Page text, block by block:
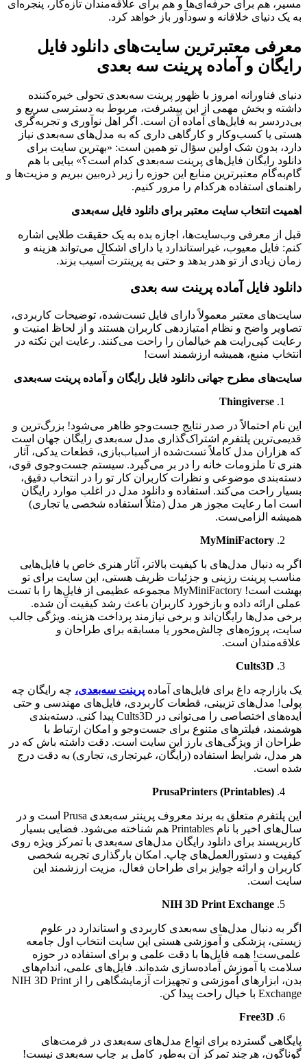
مسیر، هم برای حرفه‌ای‌ها و هم برای علاقه‌مندان تازه‌کار، پنجره‌ای
به یک دنیای خلاقانه و سودآور باز خواهد کرد.
معرفی معتبرترین سایت‌های دانلود فایل
رایگان و آماده پرینت سه ‌بعدی
دنیای فناورانه امروز با ظهور پرینت سه‌بعدی تحولی خیره‌کننده
داشته و بخش مهمی از این پیشرفت، مربوط به دسترسی سریع و
بی‌دردسر به فایل‌های آماده آن است. اگر اهل نوآوری و تجربه‌گری
هستی یا کسب‌وکار و کارگاهی داری که به مدل‌های سه‌بعدی نیاز
دارد، بدون شک اولین سؤال تو همین است: «بهترین سایت برای
دانلود رایگان فایل‌های پرینت سه‌بعدی کدام است؟» بیایی با هم
گام‌به‌گام معتبرترین منابع این حوزه را زیر ذره‌بین ببریم و مزیت‌ها و
راهنمای استفاده هرکدام را مرور کنیم.
اهمیت انتخاب سایت معتبر برای دانلود فایل سه‌بعدی
قبل از معرفی وب‌سایت‌ها، اجازه بده به یک حقیقت طلایی اشاره
کنم: فایل معیوب، غیراستاندارد یا دارای اشکال می‌تواند هزینه و
زمان زیادی از تو هدر بدهد و حتی به پرینترت آسیب بزند.
دانلود فایل آماده پرینت سه ‌بعدی
سایت‌های معتبر معمولاً دارای فایل تست‌شده، توضیحات کاربردی،
تصاویر واضح و نظام امتیازدهی کاربران هستند و از لحاظ امنیت و
رعایت کپی‌رایت هم خیالمان را راحت می‌کنند. رعایت این نکته در
انتخاب منبع، همیشه ارزشمند است!
سایت‌های مطرح جهانی دانلود فایل رایگان و آماده پرینت سه‌بعدی
Thingiverse
این نام احتمالاً در صدر نتایج جست‌وجو ظاهر می‌شود! بزرگ‌ترین و
قدیمی‌ترین پلتفرم اشتراک‌گذاری مدل سه‌بعدی رایگان جهان است
که هزاران مدل کاملاً تست‌شده از اسباب‌بازی، قطعات یدکی، آثار
هنری تا ملزومات خانه را در بر می‌گیرد. سیستم جست‌وجوی قوی،
دسته‌بندی موضوعی و نظرات کاربران کار تو را در انتخاب دقیق،
بسیار راحت می‌کند. استفاده و دانلود مدل در اغلب موارد رایگان
است اما رعایت مجوز هر مدل (مثلاً استفاده شخصی یا تجاری)
همیشه الزامی‌ست.
MyMiniFactory
اگر به دنبال مدل‌های با کیفیت بالاتر، آثار هنری خاص یا فایل‌هایی
مناسب پرینت رزینی و جزئیات ظریف هستی، این سایت برای تو
بهشت است! MyMiniFactory مجموعه عظیمی از فایل‌ها را با تست
عملی ارائه داده و بازخورد کاربران باعث رشد کیفیت آن شده.
برخی مدل‌ها رایگان‌اند و برخی نیازمند پرداخت هزینه. ویژگی جالب
سایت، پروژه‌های چالش‌محور یا مسابقه برای طراحان و
علاقه‌مندان است.
Cults3D
یک بازارچه داغ برای فایل‌های آماده پرینت سه‌بعدی، چه رایگان چه
پولی! مدل‌های تزیینی، قطعات کاربردی، فایل‌های مهندسی و حتی
ایده‌های اختصاصی را می‌توانی در Cults3D پیدا کنی. دسته‌بندی
هوشمند، فیلترهای متنوع برای جست‌وجو و امکان ارتباط با
طراحان از ویژگی‌های بارز این سایت است. دقت داشته باش که در
هر مدل، شرایط استفاده (رایگان، غیرتجاری، تجاری) به دقت درج
شده است.
PrusaPrinters (Printables)
این پلتفرم متعلق به برند معروف پرینتر سه‌بعدی Prusa است و در
سال‌های اخیر با نام Printables هم شناخته می‌شود. فضایی بسیار
کاربرپسند برای دانلود رایگان مدل‌های سه‌بعدی با تمرکز ویژه روی
کیفیت و دستورالعمل‌های چاپ. امکان بارگذاری تجربه شخصی
کاربران و ارائه جوایز برای طراحان فعال، مزیت ارزشمند این
سایت است.
NIH 3D Print Exchange
اگر به دنبال مدل‌های سه‌بعدی کاربردی و استاندارد در علوم
زیستی، پزشکی و آموزشی هستی این سایت انتخاب اول جامعه
علمی‌ست! همه فایل‌ها با دقت علمی و برای استفاده در حوزه
سلامت یا آموزش آماده‌سازی شده‌اند. فایل‌های علمی، اندام‌های
بدن، ابزارهای آموزشی و تجهیزات آزمایشگاهی را از NIH 3D Print
Exchange با خیال راحت پیدا کن.
Free3D
پایگاهی گسترده برای انواع مدل‌های سه‌بعدی در فرمت‌های
گوناگون، هرچند تمرکز آن به‌طور کامل بر چاپ سه‌بعدی نیست!